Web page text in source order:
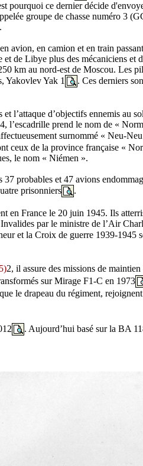
pourquoi ce dernier décide
groupe de chasse numéro 3
avion, en camion et en train
de Libye plus des mécaniciens et
km au nord-est de Moscou. Les
Yakovlev Yak 1
. Ces derniers
l’attaque d’objectifs ennemis au
l’escadrille prend le nom de «
surnommé « Neu-
ceux de la province française «
le nom « Niémen ».
probables et 47 avions
prisonniers
.
en France le 20 juin 1945. Ils
par le ministre de l’Air
et la Croix de guerre 1939-1945
2, il assure des missions de maintien
sur Mirage F1-C en 1973
le drapeau du régiment,
. Aujourd’hui basé sur la BA